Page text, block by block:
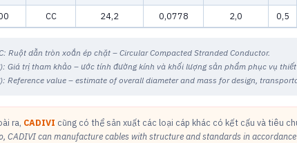
CC 24,2 0,0778 2,0 0,5
Ruột dẫn tròn xoắn ép chặt – Circular Compacted Stranded Conductor.
Giá trị tham khảo – ước tính đường kính và khối lượng sản phẩm phục vụ
Reference value – estimate of overall diameter and mass for design,
ra, CADIVI cũng có thể sản xuất các loại cáp khác có kết cấu và tiêu
CADIVI can manufacture cables with structure and standards in